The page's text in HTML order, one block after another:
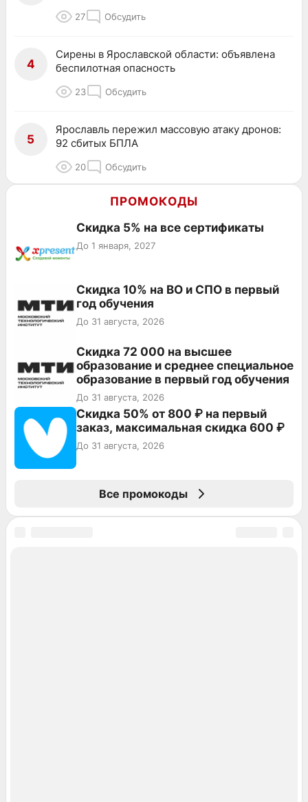
27 Обсудить
4
Сирены в Ярославской области: объявлена
беспилотная опасность
23 Обсудить
5
Ярославль пережил массовую атаку дронов:
92 сбитых БПЛА
20 Обсудить
ПРОМОКОДЫ
Скидка 5% на все сертификаты
До 1 января, 2027
Скидка 10% на ВО и СПО в первый
год обучения
До 31 августа, 2026
Скидка 72 000 на высшее
образование и среднее специальное
образование в первый год обучения
До 31 августа, 2026
Скидка 50% от 800 ₽ на первый
заказ, максимальная скидка 600 ₽
До 31 августа, 2026
Все промокоды